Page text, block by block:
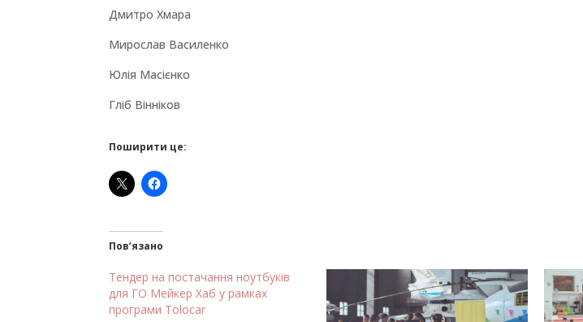
Дмитро Хмара
Мирослав Василенко
Юлія Масієнко
Гліб Вінніков
Поширити це:
Пов’язано
Тендер на постачання ноутбуків
для ГО Мейкер Хаб у рамках
програми Tolocar